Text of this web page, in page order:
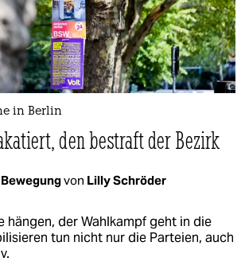
in Berlin
den bestraft der Bezirk
Bewegungvon Lilly Schröder
hängen, der Wahlkampf geht in die
tun nicht nur die Parteien, auch